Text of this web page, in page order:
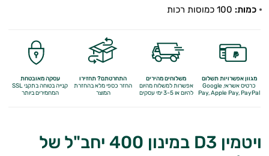
כמות:
מגוון אפשרויות תשלום
כרטיס אשראי, Google
Pay,Apple Pay, PayPal
משלוחים מהירים
אפשרות למשלוח מהיום
להיום או 3-5 ימי עסקים
התחרטתם? תחזירו
החזר כספי מלאבהחזרת
המוצר
עסקה מאובטחת
קנייה בטוחה בתקני SSL
המחמירים ביותר
ויטמין D3 במינון 400 יחב"ל של